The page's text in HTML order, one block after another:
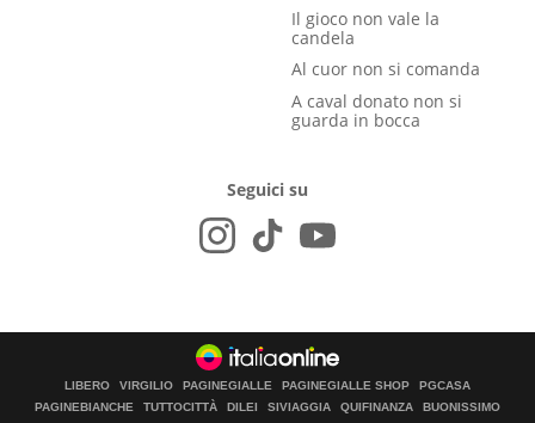
Il gioco non vale la
candela
Al cuor non si comanda
A caval donato non si
guarda in bocca
Seguici su
LIBERO VIRGILIO PAGINEGIALLE PAGINEGIALLE SHOP
PGCASA
PAGINEBIANCHE
TUTTOCITTÀ DILEI SIVIAGGIA QUIFINANZA
BUONISSIMO